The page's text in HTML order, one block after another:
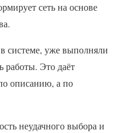
сеть на основе
системе, уже выполняли
работы. Это даёт
описанию, а по
неудачного выбора и